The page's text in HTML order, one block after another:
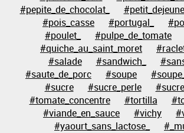
#pepite_de_chocolat_
#pois_casse
#portugal_
#poulet_
#pulpe_de_tomate
#quiche_au_saint_moret
#salade
#sandwich_
#saute_de_porc
#soupe
#sucre
#sucre_perle
#tomate_concentre
#tortilla
#viande_en_sauce
#vichy
#yaourt_sans_lactose_